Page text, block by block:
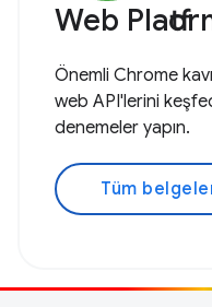
Web
Önemli Chrome
web API'lerini
denemeler yapın.
Tüm